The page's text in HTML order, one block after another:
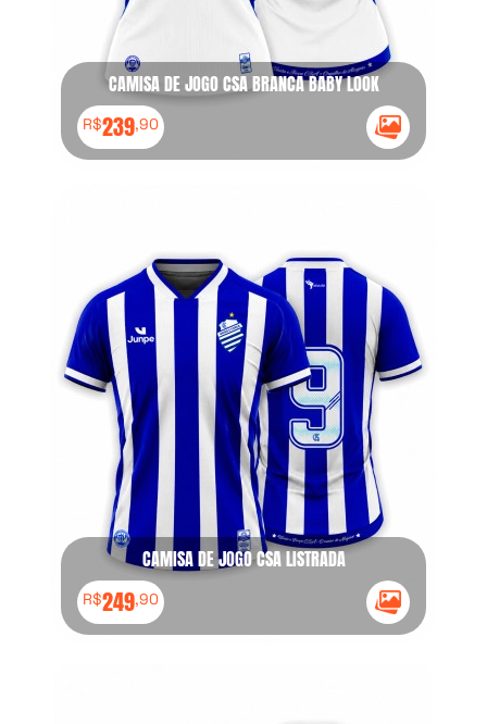
CAMISA DE JOGO CSA BRANCA BABY LOOK
R$239,90
Ícone Galeria
CAMISA DE JOGO CSA LISTRADA
R$249,90
Ícone Galeria